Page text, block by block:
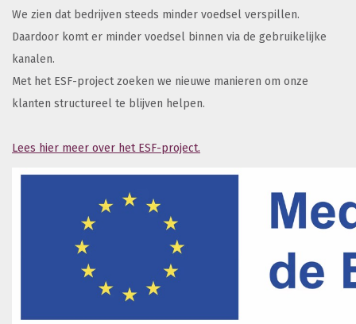
We zien dat bedrijven steeds minder voedsel verspillen.
Daardoor komt er minder voedsel binnen via de gebruikelijke
kanalen.
Met het ESF-project zoeken we nieuwe manieren om onze
klanten structureel te blijven helpen.
Lees hier meer over het ESF-project.